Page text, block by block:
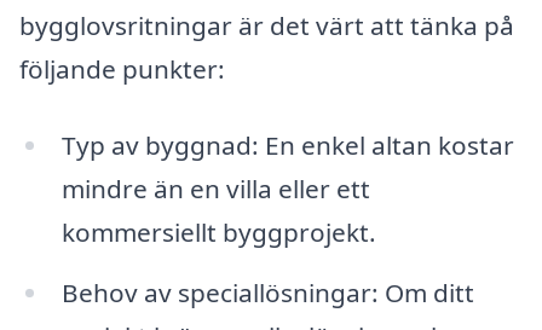
bygglovsritningar är det värt att tänka på
följande punkter:
Typ av byggnad: En enkel altan kostar
mindre än en villa eller ett
kommersiellt byggprojekt.
Behov av speciallösningar: Om ditt